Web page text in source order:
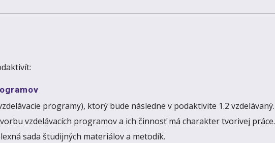
programy), ktorý bude následne v podaktivite 1.2 vzdelávaný.
vzdelávacích programov a ich činnosť má charakter tvorivej práce.
sada študijných materiálov a metodík.